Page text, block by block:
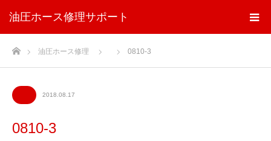
油圧ホース修理サポート
ホーム油圧ホース修理 0810-3
2018.08.17
0810-3